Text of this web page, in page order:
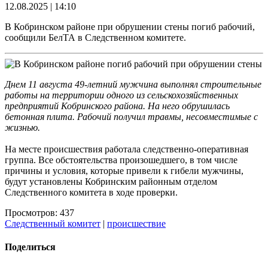
12.08.2025 | 14:10
В Кобринском районе при обрушении стены погиб рабочий,
сообщили БелТА в Следственном комитете.
Днем 11 августа 49-летний мужчина выполнял строительные
работы на территории одного из сельскохозяйственных
предприятий Кобринского района. На него обрушилась
бетонная плита. Рабочий получил травмы, несовместимые с
жизнью.
На месте происшествия работала следственно-оперативная
группа. Все обстоятельства произошедшего, в том числе
причины и условия, которые привели к гибели мужчины,
будут установлены Кобринским районным отделом
Следственного комитета в ходе проверки.
Просмотров: 437
Следственный комитет | происшествие
Поделиться